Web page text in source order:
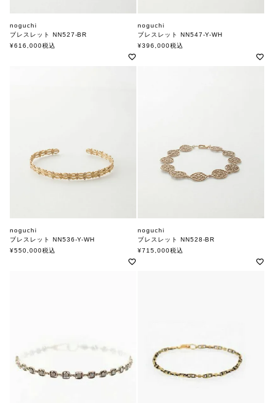
noguchi
ブレスレット NN527-BR
ノグチ
¥616,000税込
noguchi
ブレスレット NN547-Y-WH
ノグチ
¥396,000税込
noguchi
ブレスレット NN536-Y-WH
ノグチ
¥550,000税込
noguchi
ブレスレット NN528-BR
ノグチ
¥715,000税込